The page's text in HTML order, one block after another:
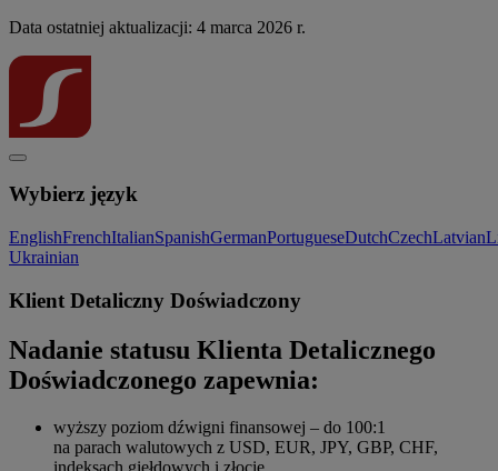
Data ostatniej aktualizacji: 4 marca 2026 r.
Wybierz język
EnglishFrenchItalianSpanishGermanPortugueseDutchCzechLatvian
Ukrainian
Klient Detaliczny Doświadczony
Nadanie statusu Klienta Detalicznego
Doświadczonego zapewnia:
wyższy poziom dźwigni finansowej – do 100:1
na parach walutowych z USD, EUR, JPY, GBP, CHF,
indeksach giełdowych i złocie